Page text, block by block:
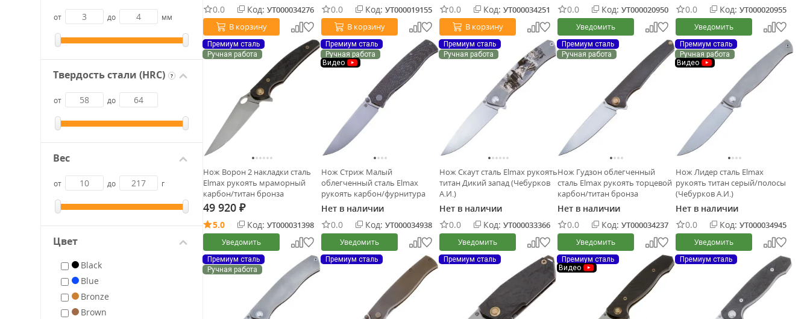
от до мм
Твердость стали (HRC) ?
от до
Вес
от до г
Цвет
Black
Blue
Bronze
Brown
0.0 Код: УТ000034276
В корзину
0.0 Код: УТ000019155
В корзину
0.0 Код: УТ000034251
В корзину
0.0
Код: УТ000020950
Уведомить
0.0
Код: УТ000020955
Уведомить
Премиум сталь
Ручная работа
Нож Ворон 2 накладки сталь
Elmax рукоять мраморный
карбон/титан бронза
(Чебурков А.И.)
49 920 ₽
5.0 Код: УТ000031398
Уведомить
Премиум сталь
Ручная работа
Видео
Нож Стриж Малый
облегченный сталь Elmax
рукоять карбон/фурнитура
титан серый (Чебурков А.И.)
Нет в наличии
0.0
Код: УТ000034938
Уведомить
Премиум сталь
Ручная работа
Нож Скаут сталь Elmax рукоять
титан Дикий запад (Чебурков
А.И.)
Нет в наличии
0.0
Код: УТ000033366
Уведомить
Премиум сталь
Ручная работа
Нож Гудзон облегченный
сталь Elmax рукоять торцевой
карбон/титан бронза
(Чебурков А.И.)
Нет в наличии
0.0
Код: УТ000034237
Уведомить
Премиум сталь
Ручная работа
Видео
Нож Лидер сталь Elmax
рукоять титан серый/полосы
(Чебурков А.И.)
Нет в наличии
0.0
Код: УТ000034945
Уведомить
Премиум сталь
Ручная работа
Премиум сталь Премиум сталь
Премиум сталь
Видео
Премиум сталь